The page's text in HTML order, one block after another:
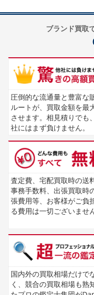
ブランド買取
圧倒的な流通量と豊富な
ルートが、買取金額を最
させます。相見積りでも
社にはまず負けません。
査定費、宅配買取時の送料
事務手数料、出張買取時
張費用等、お客様がご負
る費用は一切ございません
国内外の買取相場だけで
く、競合の買取相場も熟